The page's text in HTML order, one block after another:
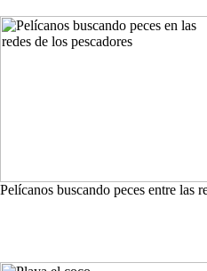
Pelícanos buscando peces entre las